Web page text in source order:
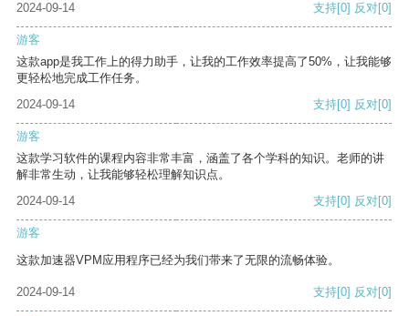
2024-09-14 支持[0] 反对[0]
游客
这款app是我工作上的得力助手，让我的工作效率提高了50%，让我能够
更轻松地完成工作任务。
2024-09-14
支持[0] 反对[0]
游客
这款学习软件的课程内容非常丰富，涵盖了各个学科的知识。老师的讲
解非常生动，让我能够轻松理解知识点。
2024-09-14
支持[0] 反对[0]
游客
这款加速器VPM应用程序已经为我们带来了无限的流畅体验。
2024-09-14 支持[0] 反对[0]